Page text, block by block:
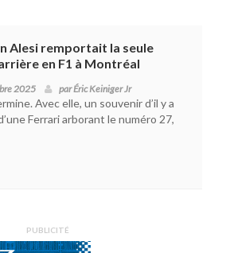
Alesi remportait la seule
en F1 à Montréal
2025 parÉric Keiniger Jr
Avec elle, un souvenir d’il y a
Ferrari arborant le numéro 27,
PUBLICITÉ